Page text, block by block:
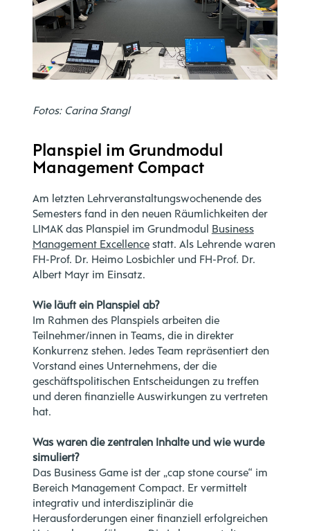
Fotos: Carina Stangl
Planspiel im Grundmodul
Management Compact
Am letzten Lehrveranstaltungswochenende des
Semesters fand in den neuen Räumlichkeiten der
LIMAK das Planspiel im Grundmodul
Business
Management Excellencestatt. Als Lehrende waren
FH-Prof. Dr. Heimo Losbichler und FH-Prof. Dr.
Albert Mayr im Einsatz.
Wie läuft ein Planspiel ab?
Im Rahmen des Planspiels arbeiten die
Teilnehmer/innen in Teams, die in direkter
Konkurrenz stehen. Jedes Team repräsentiert den
Vorstand eines Unternehmens, der die
geschäftspolitischen Entscheidungen zu treffen
und deren finanzielle Auswirkungen zu vertreten
hat.
Was waren die zentralen Inhalte und wie wurde
simuliert?
Das Business Game ist der „cap stone course“ im
Bereich Management Compact. Er vermittelt
integrativ und interdisziplinär die
Herausforderungen einer finanziell erfolgreichen